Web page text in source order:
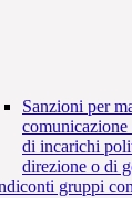
Sanzioni per
di incarichi
direzione o di
gruppi